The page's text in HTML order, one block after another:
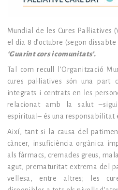
Mundial de les Cures Pal·liatives
el dia 8 d’octubre (segon
‘Guarint cors i comunitats’.
Tal com recull l’Organització
cures pal·liatives són una part
integrats i centrats en les
relacionat amb la salut
espiritual– és una responsabilitat
Així, tant si la causa del
càncer, insuficiència orgànica
als fàrmacs, cremades greus,
agut, prematuritat extrema del
vellesa, entre altres; les